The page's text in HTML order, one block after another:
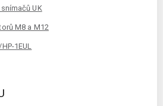
UK
M8 a M12
1EUL